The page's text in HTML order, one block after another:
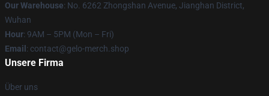
Our Warehouse: No. 6262 Zhongshan Avenue, Jianghan District,
Wuhan
Hour: 9AM – 5PM (Mon – Fri)
Email : contact@gelo-merch.shop
Unsere Firma
Über uns